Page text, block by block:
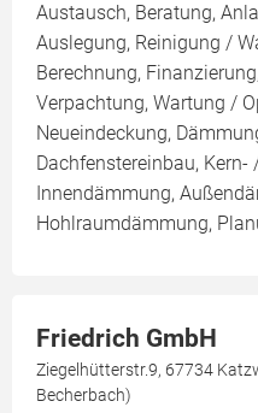
Austausch, Beratung,
Auslegung, Reinigung /
Berechnung,
Verpachtung, Wartung /
Neueindeckung,
Dachfenstereinbau,
Innendämmung,
Hohlraumdämmung,
Friedrich GmbH
Ziegelhütterstr.9, 67734
Becherbach)